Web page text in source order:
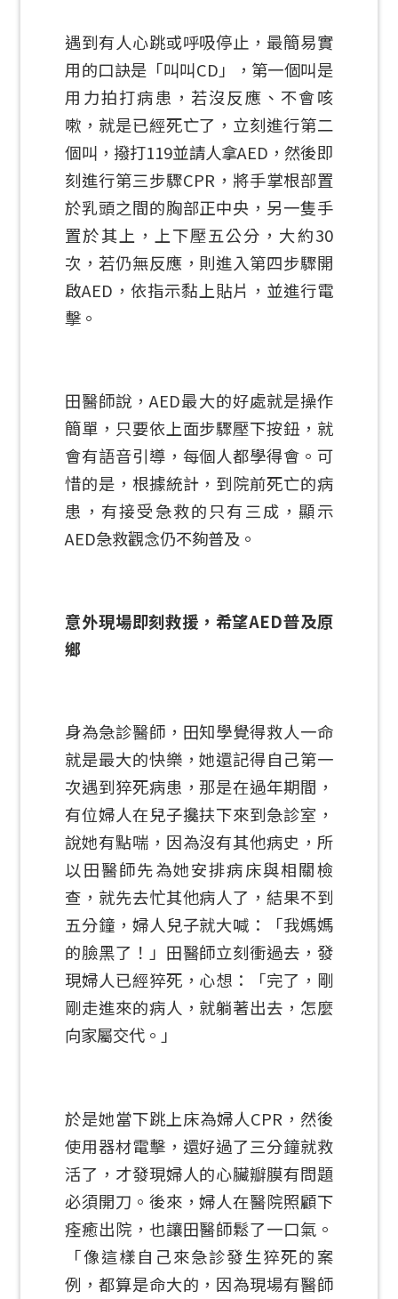
遇到有人心跳或呼吸停止，最簡易實
用的口訣是「叫叫CD」，第一個叫是
用力拍打病患，若沒反應、不會咳
嗽，就是已經死亡了，立刻進行第二
個叫，撥打119並請人拿AED，然後即
刻進行第三步驟CPR，將手掌根部置
於乳頭之間的胸部正中央，另一隻手
置於其上，上下壓五公分，大約30
次，若仍無反應，則進入第四步驟開
啟AED，依指示黏上貼片，並進行電
擊。
田醫師說，AED最大的好處就是操作
簡單，只要依上面步驟壓下按鈕，就
會有語音引導，每個人都學得會。可
惜的是，根據統計，到院前死亡的病
患，有接受急救的只有三成，顯示
AED急救觀念仍不夠普及。
意外現場即刻救援，希望AED普及原
鄉
身為急診醫師，田知學覺得救人一命
就是最大的快樂，她還記得自己第一
次遇到猝死病患，那是在過年期間，
有位婦人在兒子攙扶下來到急診室，
說她有點喘，因為沒有其他病史，所
以田醫師先為她安排病床與相關檢
查，就先去忙其他病人了，結果不到
五分鐘，婦人兒子就大喊：「我媽媽
的臉黑了！」田醫師立刻衝過去，發
現婦人已經猝死，心想：「完了，剛
剛走進來的病人，就躺著出去，怎麼
向家屬交代。」
於是她當下跳上床為婦人CPR，然後
使用器材電擊，還好過了三分鐘就救
活了，才發現婦人的心臟瓣膜有問題
必須開刀。後來，婦人在醫院照顧下
痊癒出院，也讓田醫師鬆了一口氣。
「像這樣自己來急診發生猝死的案
例，都算是命大的，因為現場有醫師